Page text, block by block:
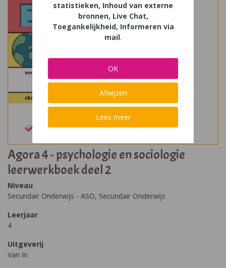
Agora 4 - psychologie en sociologie
leerwerkboek deel 2
Niveau
Secundair Onderwijs - ASO, Secundair Onderwijs
Leerjaar
4
Uitgeverij
Van In
statistieken, Inhoud van externe
bronnen, Live Chat,
Toegankelijkheid, Informeren via
mail.
OK
Afwijzen
Lees meer